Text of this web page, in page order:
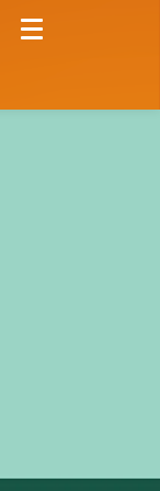
Menu